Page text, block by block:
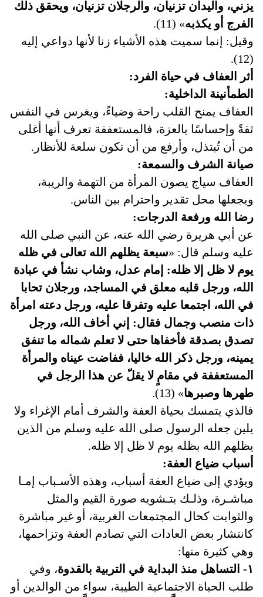
يزني، واليدان تزنيان، والرجلان تزنيان، ويحقق ذلك
الفرج أو يكذبه» (11).
وقيل: إنما سميت هذه الأشياء زنا لأنها دواعي إليه
(12).
أثر العفاف في حياة الفرد:
الطمأنينة الداخلية:
العفاف يمنح القلب راحة وضياءً، ويغرس في النفس
ثقةً وإحساسًا بالعزة، فالمستعففة تعرف أنها أغلى
من أن تُبتذل، وأرفع من أن تكون سلعة للأنظار.
صيانة الشرف والسمعة:
العفاف سياج يصون المرأة من التهمة والريبة،
ويجعلها محل تقدير واحترام بين الناس.
رضا الله ورفعة الدرجات:
عن أبي هريرة رضي الله عنه، عن النبي صلى الله
عليه وسلم قال: «سبعة يظلهم الله تعالى في ظله
يوم لا ظل إلا ظله: إمام عدل، وشاب نشأ في عبادة
الله، ورجل قلبه معلق في المساجد، ورجلان تحابا
في الله، اجتمعا عليه وتفرقا عليه، ورجل دعته امرأة
ذات منصب وجمال فقال: إني أخاف الله، ورجل
تصدق بصدقة فأخفاها حتى لا تعلم شماله ما تنفق
يمينه، ورجل ذكر الله خاليا، ففاضت عيناه والمرأة
المستعففة في مقامٍ لا يقلّ عن هذا الرجل في
طهرها وصبرها» (13).
فالذي يتمسك بحياة العفة والشرف أمام الإغراء ولا
يلين جعله الرسول صلى الله عليه وسلم من الذين
يظلهم الله بظله يوم لا ظل إلا ظله.
أسباب ضياع العفة:
ويؤدي إلى ضياع العفة أسباب، وهذه الأسـباب إمـا
مباشـرة، وذلـك بتـشويه صورة القيم والمثل
والثوابت كحال المجتمعات الغربية، أو غير مباشرة
كانتشار بعض العادات التي تصادم العفة وتزاحمها،
وهي كثيرة منها:
١- التساهل منذ البداية في التربية بالقدوة
، وفي
طلب الحياة الاجتماعية الطيبة، سواء من الوالدين أو